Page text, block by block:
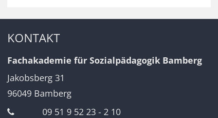
KONTAKT
Fachakademie für Sozialpädagogik Bamberg
Jakobsberg 31
96049 Bamberg
09 51 9 52 23 - 2 10